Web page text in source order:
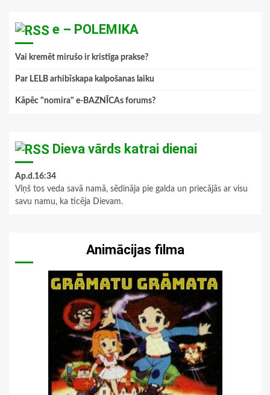
e – POLEMIKA
Vai kremēt mirušo ir kristīga prakse?
Par LELB arhibīskapa kalpošanas laiku
Kāpēc "nomira" e-BAZNĪCAs forums?
Dieva vārds katrai dienai
Ap.d.16:34
Viņš tos veda savā namā, sēdināja pie galda un priecājās ar visu
savu namu, ka ticēja Dievam.
Animācijas filma